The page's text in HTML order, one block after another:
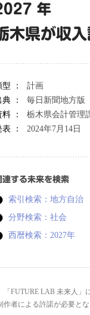
年
木県が収
：
計画
：
毎日新聞地方版
料 ：
栃木県会計管理
：
2024年7月14日
連する未来を検索
索引検索：地方自治
分野検索：社会
西暦検索：2027年
「FUTURE LAB 未来人」
作者による許諾が必要とな